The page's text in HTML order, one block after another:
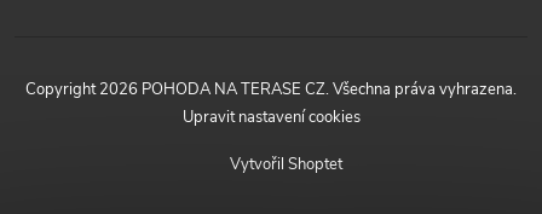
Vytvořil Shoptet
Copyright 2026 POHODA NA TERASE CZ. Všechna práva vyhrazena.
Upravit nastavení cookies